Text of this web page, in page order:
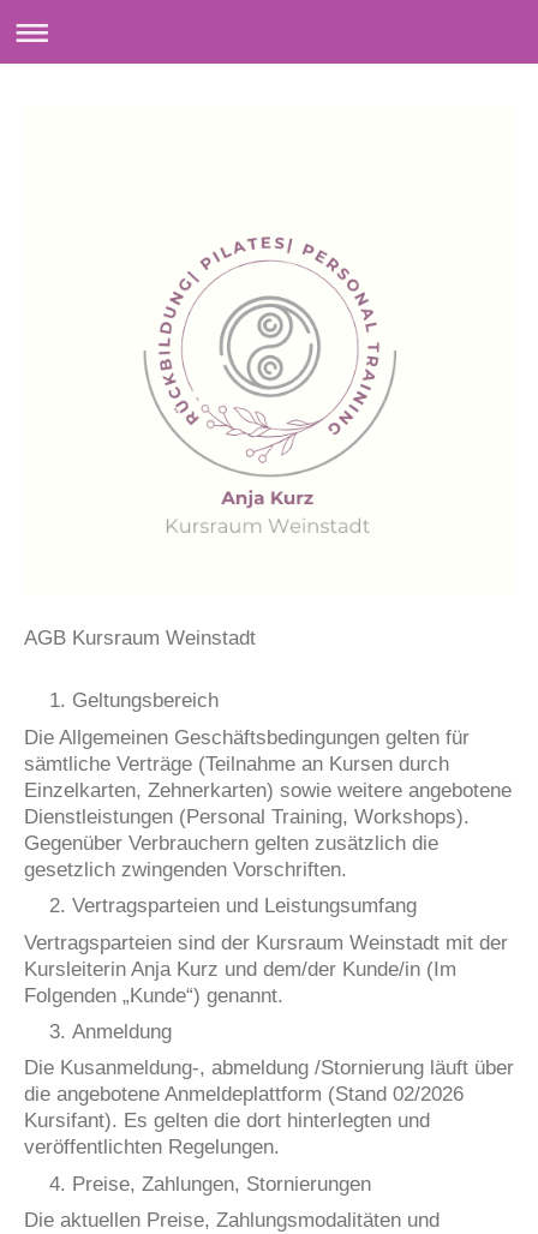
AGB Kursraum Weinstadt
Geltungsbereich
Die Allgemeinen Geschäftsbedingungen gelten für
sämtliche Verträge (Teilnahme an Kursen durch
Einzelkarten, Zehnerkarten) sowie weitere angebotene
Dienstleistungen (Personal Training, Workshops).
Gegenüber Verbrauchern gelten zusätzlich die
gesetzlich zwingenden Vorschriften.
Vertragsparteien und Leistungsumfang
Vertragsparteien sind der Kursraum Weinstadt mit der
Kursleiterin Anja Kurz und dem/der Kunde/in (Im
Folgenden „Kunde“) genannt.
Anmeldung
Die Kusanmeldung-, abmeldung /Stornierung läuft über
die angebotene Anmeldeplattform (Stand 02/2026
Kursifant). Es gelten die dort hinterlegten und
veröffentlichten Regelungen.
Preise, Zahlungen, Stornierungen
Die aktuellen Preise, Zahlungsmodalitäten und